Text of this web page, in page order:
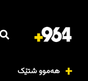
هەموو شتێک